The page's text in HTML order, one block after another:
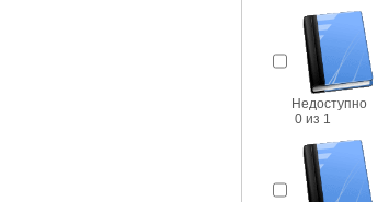
Недоступно
0 из 1